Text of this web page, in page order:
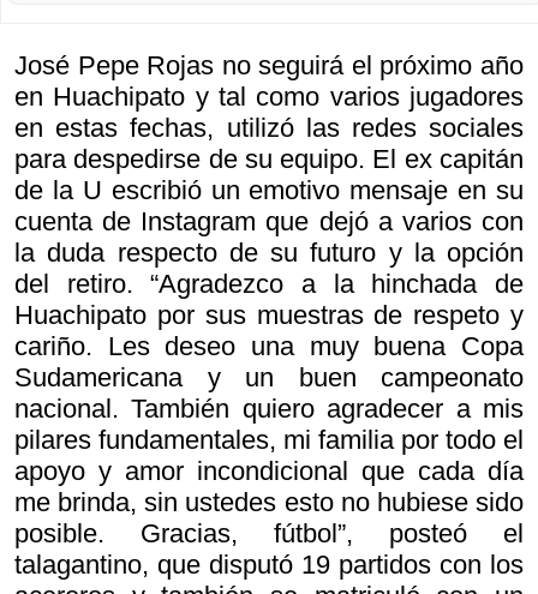
José Pepe Rojas no seguirá el próximo año
en Huachipato y tal como varios jugadores
en estas fechas, utilizó las redes sociales
para despedirse de su equipo. El ex capitán
de la U escribió un emotivo mensaje en su
cuenta de Instagram que dejó a varios con
la duda respecto de su futuro y la opción
del retiro. “Agradezco a la hinchada de
Huachipato por sus muestras de respeto y
cariño. Les deseo una muy buena Copa
Sudamericana y un buen campeonato
nacional. También quiero agradecer a mis
pilares fundamentales, mi familia por todo el
apoyo y amor incondicional que cada día
me brinda, sin ustedes esto no hubiese sido
posible. Gracias, fútbol”, posteó el
talagantino, que disputó 19 partidos con los